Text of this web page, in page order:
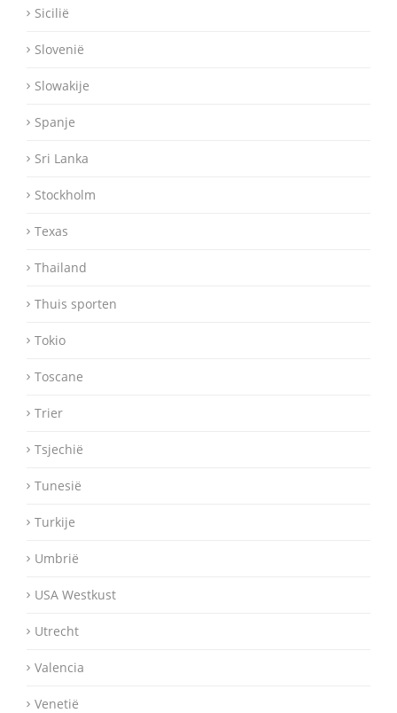
Sicilië
Slovenië
Slowakije
Spanje
Sri Lanka
Stockholm
Texas
Thailand
Thuis sporten
Tokio
Toscane
Trier
Tsjechië
Tunesië
Turkije
Umbrië
USA Westkust
Utrecht
Valencia
Venetië